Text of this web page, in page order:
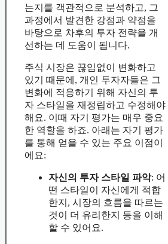
는지를 객관적으로 분석하고, 그
과정에서 발견한 강점과 약점을
바탕으로 차후의 투자 전략을 개
선하는 데 도움이 됩니다.
주식 시장은 끊임없이 변화하고
있기 때문에, 개인 투자자들은 그
변화에 적응하기 위해 자신의 투
자 스타일을 재정립하고 수정해야
해요. 이때 자기 평가는 매우 중요
한 역할을 하죠. 아래는 자기 평가
를 통해 얻을 수 있는 주요 이점이
에요:
자신의 투자 스타일 파악: 어
떤 스타일이 자신에게 적합
한지, 시장의 흐름을 따르는
것이 더 유리한지 등을 이해
할 수 있어요.